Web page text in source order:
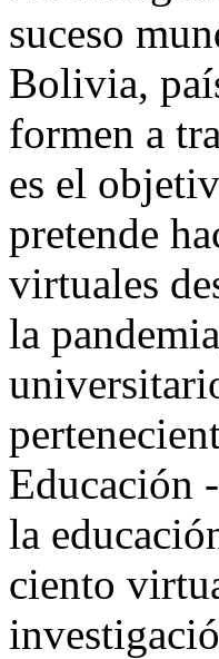
suceso
Bolivia,
formen a
es el
pretende
virtuales
la
Educación
la
ciento